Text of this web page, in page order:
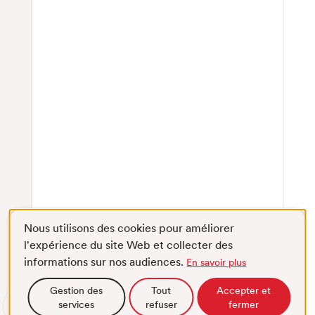
Défilement Plein écran
Nous utilisons des cookies pour améliorer
l'expérience du site Web et collecter des
informations sur nos audiences. En savoir plus
Gestion des
services
Tout
refuser
Accepter et
fermer